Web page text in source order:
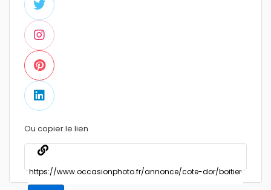
Ou copier le lien